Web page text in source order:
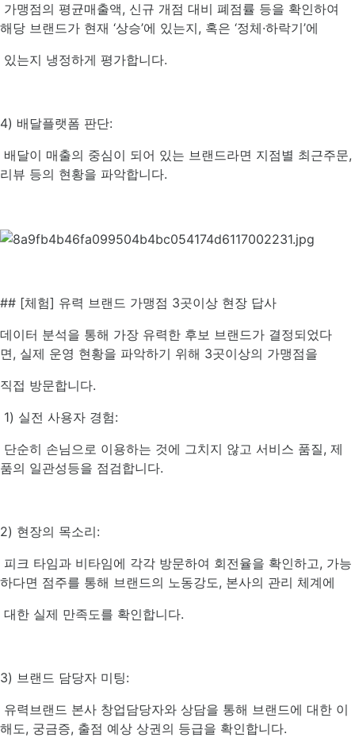
가맹점의 평균매출액, 신규 개점 대비 폐점률 등을 확인하여
해당 브랜드가 현재 ‘상승’에 있는지, 혹은 ‘정체·하락기’에
있는지 냉정하게 평가합니다.
4) 배달플랫폼 판단:
배달이 매출의 중심이 되어 있는 브랜드라면 지점별 최근주문,
리뷰 등의 현황을 파악합니다.
## [체험] 유력 브랜드 가맹점 3곳이상 현장 답사
데이터 분석을 통해 가장 유력한 후보 브랜드가 결정되었다
면, 실제 운영 현황을 파악하기 위해 3곳이상의 가맹점을
직접 방문합니다.
1) 실전 사용자 경험:
단순히 손님으로 이용하는 것에 그치지 않고 서비스 품질, 제
품의 일관성등을 점검합니다.
2) 현장의 목소리:
피크 타임과 비타임에 각각 방문하여 회전율을 확인하고, 가능
하다면 점주를 통해 브랜드의 노동강도, 본사의 관리 체계에
대한 실제 만족도를 확인합니다.
3) 브랜드 담당자 미팅:
유력브랜드 본사 창업담당자와 상담을 통해 브랜드에 대한 이
해도, 궁금증, 출점 예상 상권의 등급을 확인합니다.